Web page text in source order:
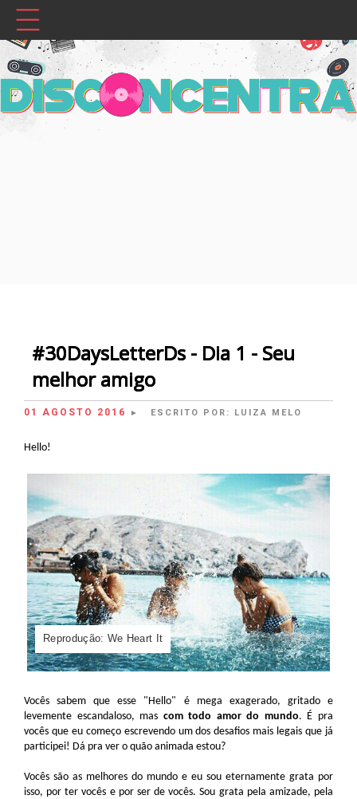
#30DaysLetterDs - Dia 1 - Seu
melhor amigo
01 AGOSTO 2016 ► ESCRITO POR: LUIZA MELO
Hello!
Reprodução: We Heart It
Vocês sabem que esse "Hello" é mega exagerado, gritado e
levemente escandaloso, mas com todo amor do mundo. É pra
vocês que eu começo escrevendo um dos desafios mais legais que já
participei! Dá pra ver o quão animada estou?
Vocês são as melhores do mundo e eu sou eternamente grata por
isso, por ter vocês e por ser de vocês. Sou grata pela amizade, pela